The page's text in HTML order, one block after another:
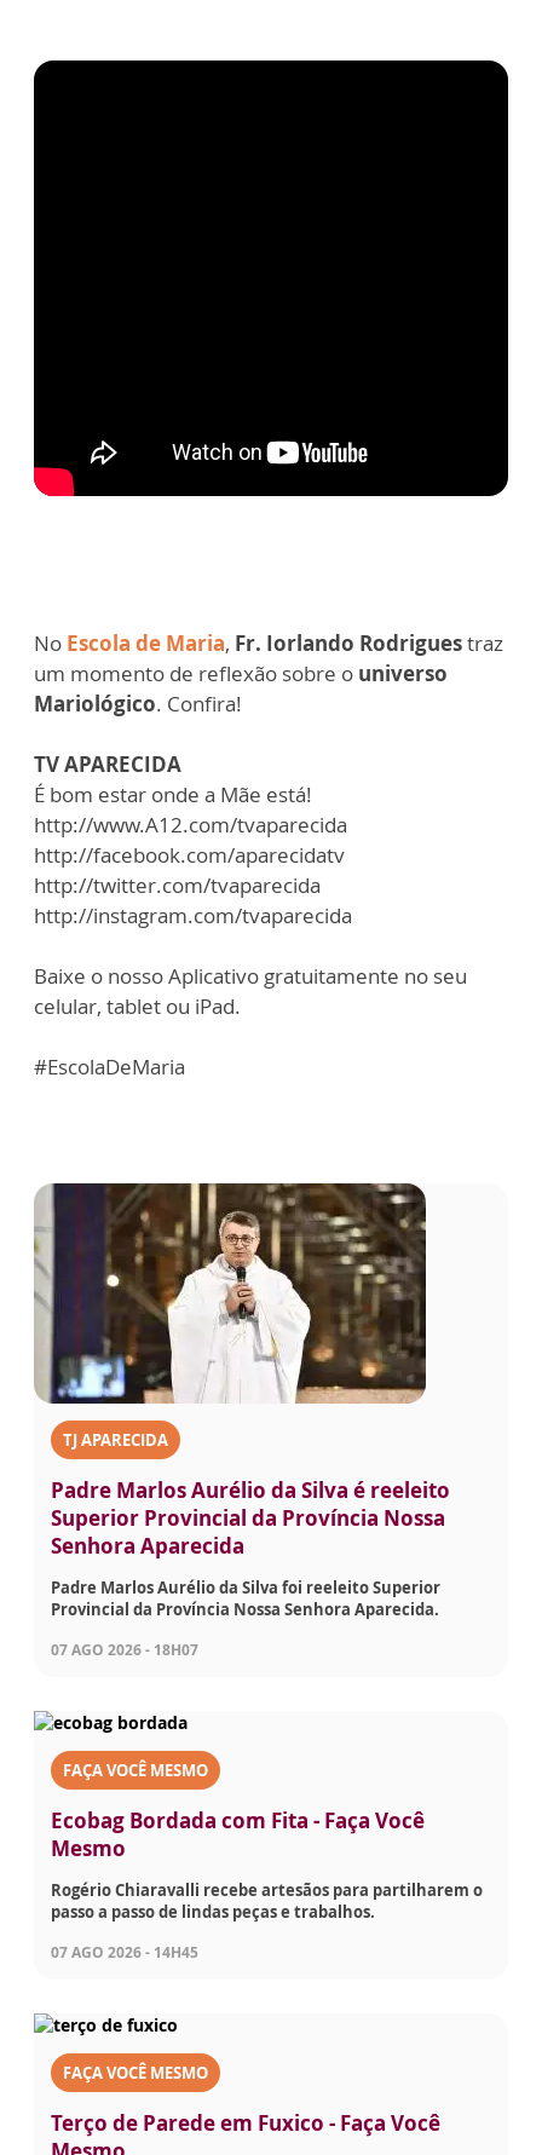
No Escola de Maria, Fr. Iorlando Rodriguestraz
um momento de reflexão sobre o universo
Mariológico. Confira!
TV APARECIDA
É bom estar onde a Mãe está!
http://www.A12.com/tvaparecida
http://facebook.com/aparecidatv
http://twitter.com/tvaparecida
http://instagram.com/tvaparecida
Baixe o nosso Aplicativo gratuitamente no seu
celular, tablet ou iPad.
#EscolaDeMaria
TJ APARECIDA
Padre Marlos Aurélio da Silva é reeleito
Superior Provincial da Província Nossa
Senhora Aparecida
Padre Marlos Aurélio da Silva foi reeleito Superior
Provincial da Província Nossa Senhora Aparecida.
07 AGO 2026 - 18H07
FAÇA VOCÊ MESMO
Ecobag Bordada com Fita - Faça Você
Mesmo
Rogério Chiaravalli recebe artesãos para partilharem o
passo a passo de lindas peças e trabalhos.
07 AGO 2026 - 14H45
FAÇA VOCÊ MESMO
Terço de Parede em Fuxico - Faça Você